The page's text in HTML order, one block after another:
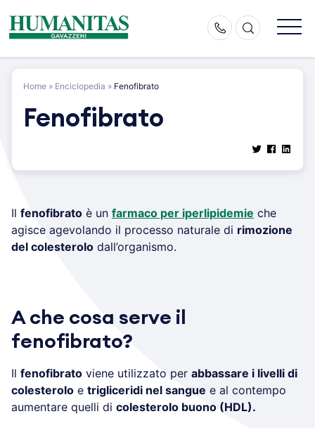
content
Home » Enciclopedia » Fenofibrato
Fenofibrato
Il fenofibrato è un farmaco per iperlipidemie che
agisce agevolando il processo naturale di rimozione
del colesterolo dall’organismo.
A che cosa serve il
fenofibrato?
Il fenofibrato viene utilizzato per abbassare i livelli di
colesterolo e trigliceridi nel sangue e al contempo
aumentare quelli di colesterolo buono (HDL).